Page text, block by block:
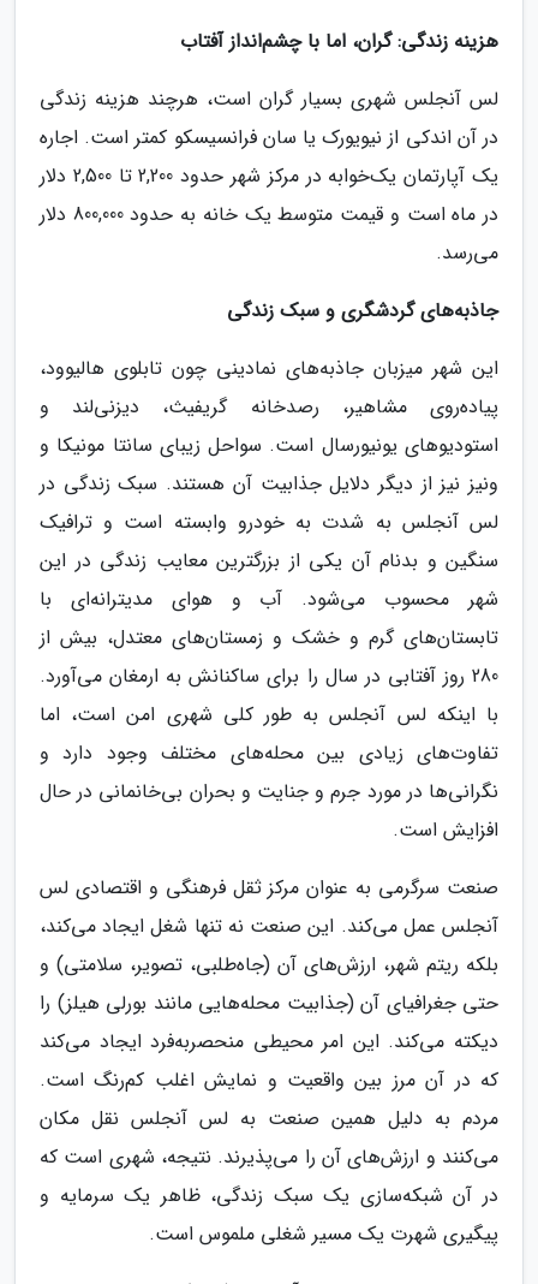
هزینه زندگی: گران، اما با چشم‌انداز آفتاب
لس آنجلس شهری بسیار گران است، هرچند هزینه زندگی
در آن اندکی از نیویورک یا سان فرانسیسکو کمتر است. اجاره
یک آپارتمان یک‌خوابه در مرکز شهر حدود 2,200 تا 2,500 دلار
در ماه است و قیمت متوسط یک خانه به حدود 800,000 دلار
می‌رسد.
جاذبه‌های گردشگری و سبک زندگی
این شهر میزبان جاذبه‌های نمادینی چون تابلوی هالیوود،
پیاده‌روی مشاهیر، رصدخانه گریفیث، دیزنی‌لند و
استودیوهای یونیورسال است. سواحل زیبای سانتا مونیکا و
ونیز نیز از دیگر دلایل جذابیت آن هستند. سبک زندگی در
لس آنجلس به شدت به خودرو وابسته است و ترافیک
سنگین و بدنام آن یکی از بزرگترین معایب زندگی در این
شهر محسوب می‌شود. آب و هوای مدیترانه‌ای با
تابستان‌های گرم و خشک و زمستان‌های معتدل، بیش از
280 روز آفتابی در سال را برای ساکنانش به ارمغان می‌آورد.
با اینکه لس آنجلس به طور کلی شهری امن است، اما
تفاوت‌های زیادی بین محله‌های مختلف وجود دارد و
نگرانی‌ها در مورد جرم و جنایت و بحران بی‌خانمانی در حال
افزایش است.
صنعت سرگرمی به عنوان مرکز ثقل فرهنگی و اقتصادی لس
آنجلس عمل می‌کند. این صنعت نه تنها شغل ایجاد می‌کند،
بلکه ریتم شهر، ارزش‌های آن (جاه‌طلبی، تصویر، سلامتی) و
حتی جغرافیای آن (جذابیت محله‌هایی مانند بورلی هیلز) را
دیکته می‌کند. این امر محیطی منحصربه‌فرد ایجاد می‌کند
که در آن مرز بین واقعیت و نمایش اغلب کم‌رنگ است.
مردم به دلیل همین صنعت به لس آنجلس نقل مکان
می‌کنند و ارزش‌های آن را می‌پذیرند. نتیجه، شهری است که
در آن شبکه‌سازی یک سبک زندگی، ظاهر یک سرمایه و
پیگیری شهرت یک مسیر شغلی ملموس است.